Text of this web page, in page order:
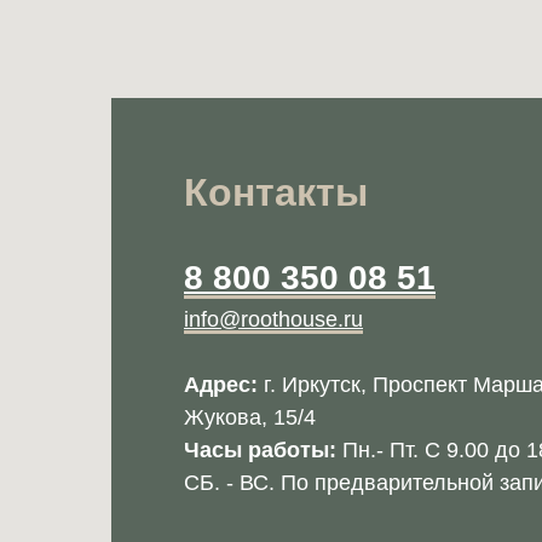
Контакты
8 800 350 08 51
info@roothouse.ru
Адрес: г. Иркутск, Проспект
Жукова, 15/4
Часы работы: Пн.- Пт. С 9.00 до
СБ. - ВС. По предварительной